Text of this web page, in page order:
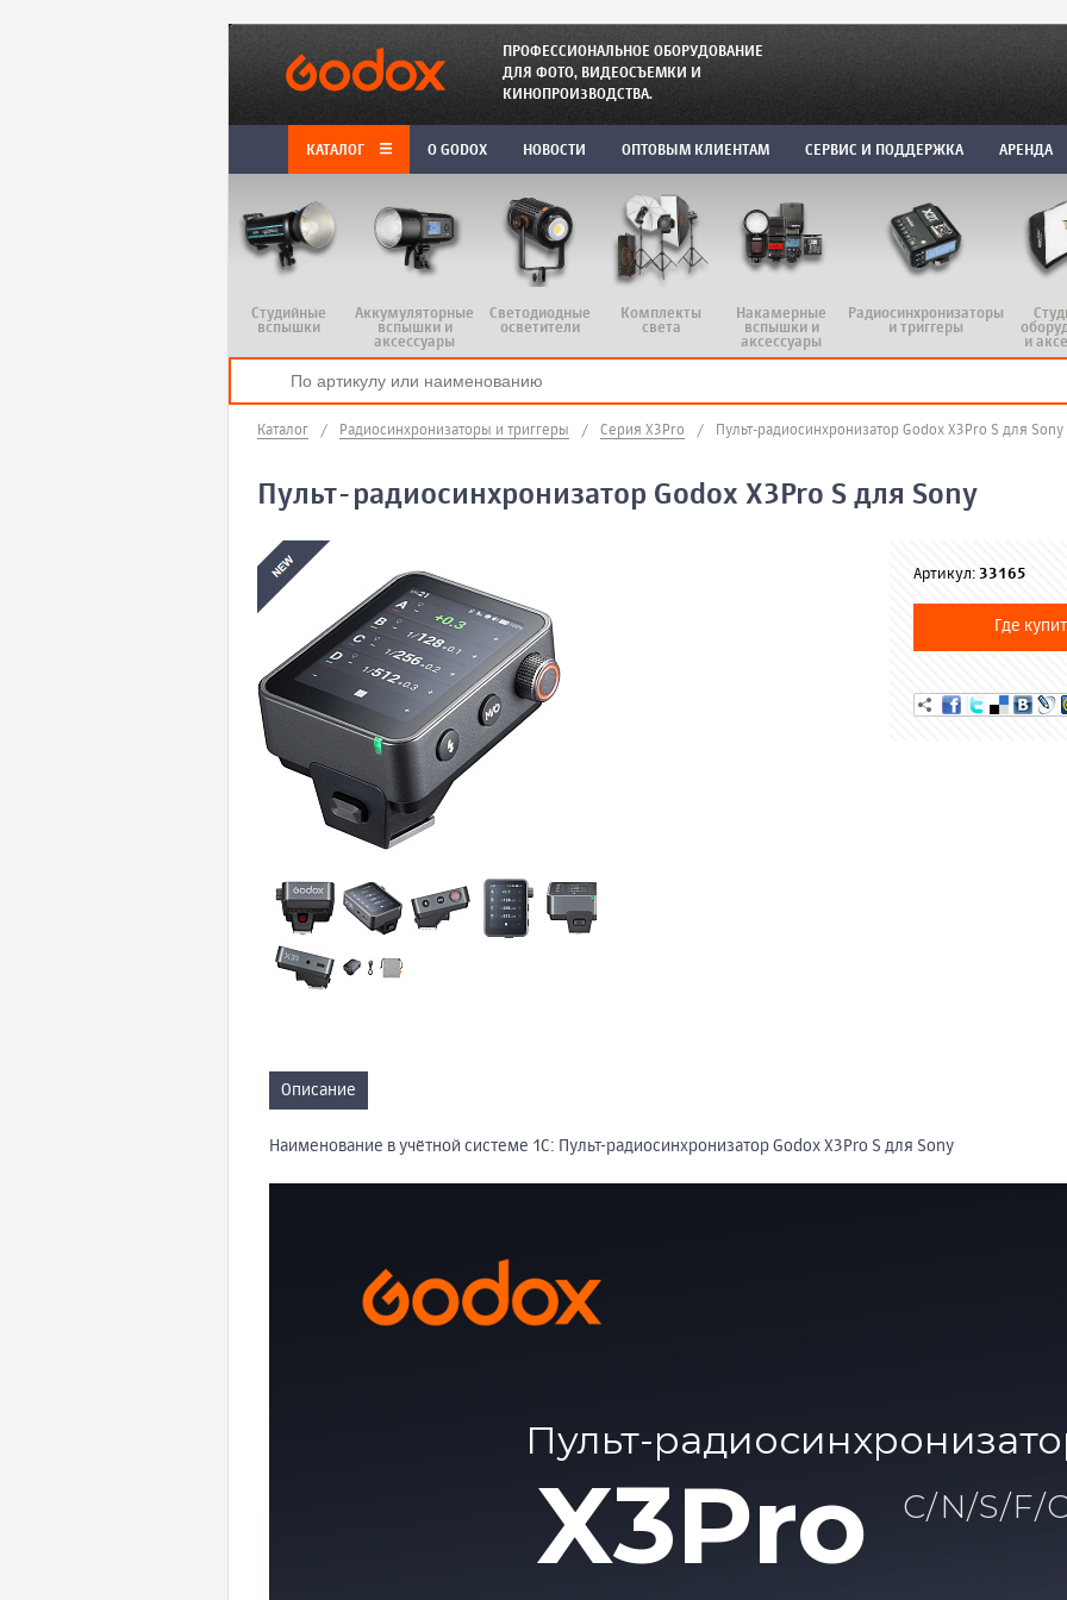
ПРОФЕССИОНАЛЬНОЕ ОБОРУДОВАНИЕ
ДЛЯ ФОТО, ВИДЕОСЪЕМКИ И
КИНОПРОИЗВОДСТВА.
КАТАЛОГ O GODOX НОВОСТИ ОПТОВЫМ КЛИЕНТАМ СЕРВИС И ПОДДЕРЖКА АРЕНДА
Студийные
вспышки
Аккумуляторные
вспышки и
аксессуары
Светодиодные
осветители
Комплекты
света
Накамерные
вспышки и
аксессуары
Радиосинхронизаторы
и триггеры
и
Каталог / Радиосинхронизаторы и триггеры / Серия X3Pro / Пульт-радиосинхронизатор Godox X3Pro S для Sony
Пульт-радиосинхронизатор Godox X3Pro S для Sony
Артикул: 33165
Где
Описание
Наименование в учётной системе 1С: Пульт-радиосинхронизатор Godox X3Pro S для Sony
Пульт-
X3Pro C/N/S/F/